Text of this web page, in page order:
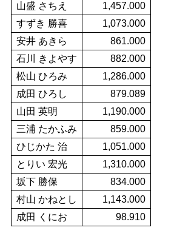
山盛 さちえ
1,457.000
すずき 勝喜
1,073.000
安井 あきら
861.000
石川 きよやす
882.000
松山 ひろみ
1,286.000
成田 ひろし
879.089
山田 英明
1,190.000
三浦 たかふみ
859.000
ひじかた 治
1,051.000
とりい 宏光
1,310.000
坂下 勝保
834.000
村山 かねとし
1,143.000
成田 くにお
98.910